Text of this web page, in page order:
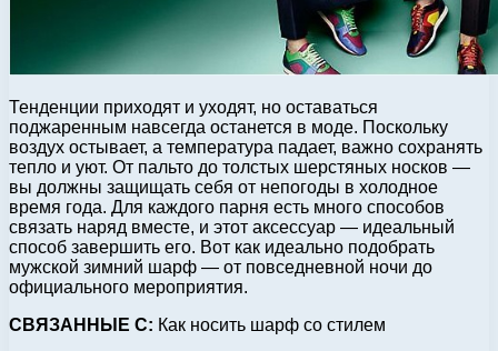
Тенденции приходят и уходят, но оставаться
поджаренным навсегда останется в моде. Поскольку
воздух остывает, а температура падает, важно сохранять
тепло и уют. От пальто до толстых шерстяных носков —
вы должны защищать себя от непогоды в холодное
время года. Для каждого парня есть много способов
связать наряд вместе, и этот аксессуар — идеальный
способ завершить его. Вот как идеально подобрать
мужской зимний шарф — от повседневной ночи до
официального мероприятия.
СВЯЗАННЫЕ С: Как носить шарф со стилем